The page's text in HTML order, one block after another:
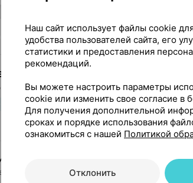
действия
, Венгрия•без рецепта
без рецепта
Наш сайт использует файлы cookie
удобства пользователей сайта, его
статистики и предоставления
рекомендаций.
Вы можете настроить параметры
cookie или изменить свое согласие в
Для получения дополнительной
сроках и порядке использования
ознакомиться с нашей Политикой
Отклонить